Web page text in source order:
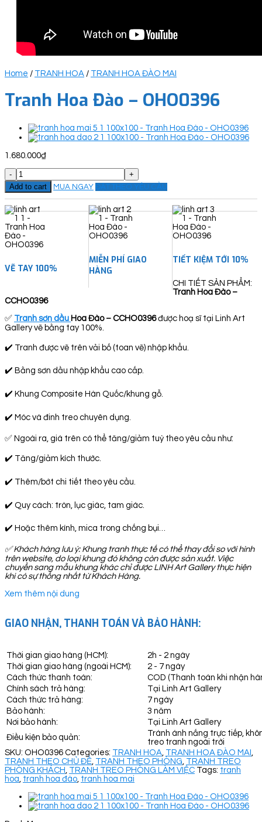
Home / TRANH HOA / TRANH HOA ĐÀO MAI
Tranh Hoa Đào – OHO0396
1.680.000₫
Tranh
Hoa
Đào
-
OHO0396
quantity
Add to cart MUA NGAY ĐẶT THEO YÊU CẦU
VẼ TAY 100%
MIỄN PHÍ GIAO
HÀNG
TIẾT KIỆM TỚI 10%
CHI TIẾT SẢN PHẨM:
Tranh Hoa Đào –
CCHO0396
✅ Tranh sơn dầu Hoa Đào – CCHO0396được hoạ sĩ tại Linh Art
Gallery vẽ bằng tay 100%.
✔️ Tranh được vẽ trên vải bố (toan vẽ) nhập khẩu.
✔️ Bằng sơn dầu nhập khẩu cao cấp.
✔️ Khung Composite Hàn Quốc/khung gỗ.
✔️ Móc và đinh treo chuyên dụng.
✅ Ngoài ra, giá trên có thể tăng/giảm tuỳ theo yêu cầu như:
✔️ Tăng/giảm kích thước.
✔️ Thêm/bớt chi tiết theo yêu cầu.
✔️ Quy cách: tròn, lục giác, tam giác.
✔️ Hoặc thêm kính, mica trong chống bụi…
✅Khách hàng lưu ý: Khung tranh thực tế có thể thay đổi so với hình
trên website, do loại khung đó không còn được sản xuất. Việc
chuyển sang mẫu khung khác chỉ được LINH Art Gallery thực hiện
khi có sự thống nhất từ Khách Hàng.
Xem thêm nội dung
GIAO NHẬN, THANH TOÁN VÀ BẢO HÀNH:
Thời gian giao hàng (HCM):
2h - 2 ngày
Thời gian giao hàng (ngoài HCM):
2 - 7 ngày
Cách thức thanh toán:
COD (Thanh toán khi nhận
Chính sách trả hàng:
Tại Linh Art Gallery
Cách thức trả hàng:
7 ngày
Bảo hành:
3 năm
Nơi bảo hành:
Tại Linh Art Gallery
Điều kiện bảo quản:
Tránh ánh nắng trực tiếp,
treo tranh ngoài trời
SKU: OHO0396 Categories: TRANH HOA, TRANH HOA ĐÀO MAI ,
TRANH THEO CHỦ ĐỀ, TRANH THEO PHÒNG, TRANH TREO
PHÒNG KHÁCH, TRANH TREO PHÒNG LÀM VIỆC Tags: tranh
hoa, tranh hoa đào, tranh hoa mai